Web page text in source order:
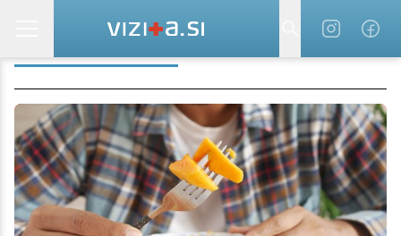
KAJ JE KORTIZOL